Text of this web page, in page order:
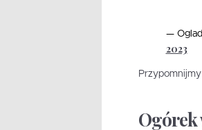
—
2023
Ogórek